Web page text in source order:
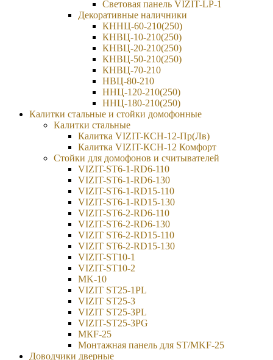
Световая панель VIZIT-LP-1
Декоративные наличники
КННЦ-60-210(250)
КНВЦ-10-210(250)
КНВЦ-20-210(250)
КНВЦ-50-210(250)
КНВЦ-70-210
НВЦ-80-210
ННЦ-120-210(250)
ННЦ-180-210(250)
Калитки стальные и стойки домофонные
Калитки стальные
Калитка VIZIT-КСН-12-Пр(Лв)
Калитка VIZIT-КСН-12 Комфорт
Стойки для домофонов и считывателей
VIZIT-ST6-1-RD6-110
VIZIT-ST6-1-RD6-130
VIZIT-ST6-1-RD15-110
VIZIT-ST6-1-RD15-130
VIZIT-ST6-2-RD6-110
VIZIT-ST6-2-RD6-130
VIZIT ST6-2-RD15-110
VIZIT ST6-2-RD15-130
VIZIT-ST10-1
VIZIT-ST10-2
MK-10
VIZIT ST25-1PL
VIZIT ST25-3
VIZIT ST25-3PL
VIZIT-ST25-3PG
МКF-25
Монтажная панель для ST/MKF-25
Доводчики дверные